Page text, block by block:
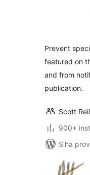
Prevent
featured on
and from
publication.
Scott
900+
S'ha